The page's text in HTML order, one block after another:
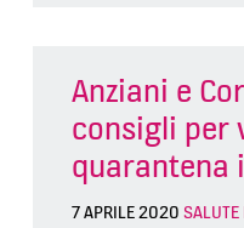
Anziani e
consigli per
quarantena
7 APRILE 2020 SALUTE